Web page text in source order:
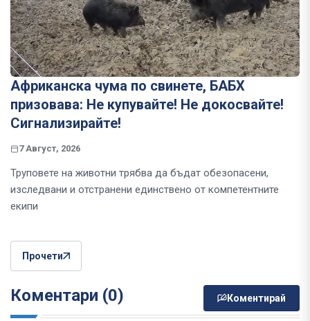
Африканска чума по свинете, БАБХ
призовава: Не купувайте! Не докосвайте!
Сигнализирайте!
7 Август, 2026
Труповете на животни трябва да бъдат обезопасени,
изследвани и отстранени единствено от компетентните
екипи
Прочети
Коментари (0) Коментирай